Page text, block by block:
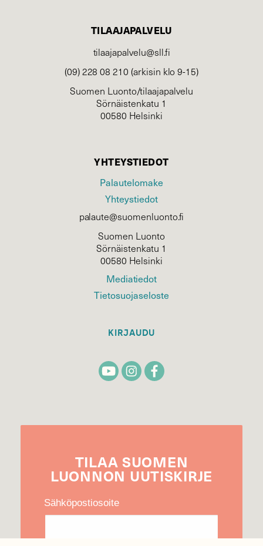
TILAAJAPALVELU
tilaajapalvelu@sll.fi
(09) 228 08 210 (arkisin klo 9-15)
Suomen Luonto/tilaajapalvelu
Sörnäistenkatu 1
00580 Helsinki
YHTEYSTIEDOT
Palautelomake
Yhteystiedot
palaute@suomenluonto.fi
Suomen Luonto
Sörnäistenkatu 1
00580 Helsinki
Mediatiedot
Tietosuojaseloste
KIRJAUDU
TILAA SUOMEN
LUONNON UUTIS­KIRJE
Sähköpostiosoite